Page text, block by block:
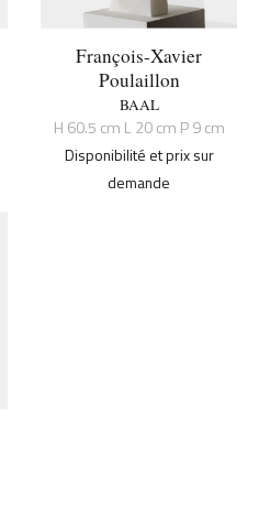
François-Xavier
Poulaillon
BAAL
H 60.5 cm L 20 cm P 9 cm
Disponibilité et prix sur
demande